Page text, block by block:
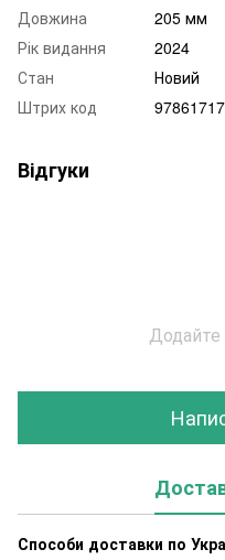
Довжина
205 мм
Рік видання
2024
Стан
Новий
Штрих код
Відгуки
Додайте
Способи доставки по